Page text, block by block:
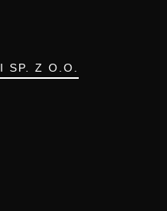
SP. Z O.O.